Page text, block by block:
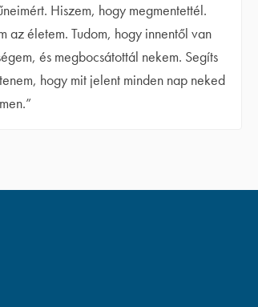
Hiszem, hogy megmentettél.
az életem. Tudom, hogy innentől van
és megbocsátottál nekem. Segíts
hogy mit jelent minden nap neked